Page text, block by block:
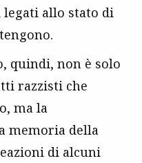
allo stato di
quindi, non è solo
razzisti che
ma la
memoria della
di alcuni